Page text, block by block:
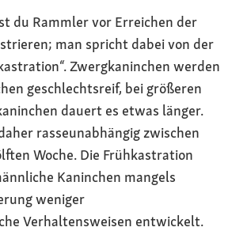
du Rammler vor Erreichen der
man spricht dabei von der
Zwergkaninchen werden
geschlechtsreif, bei größeren
dauert es etwas länger.
rasseunabhängig zwischen
Woche. Die Frühkastration
Kaninchen mangels
weniger
Verhaltensweisen entwickelt.